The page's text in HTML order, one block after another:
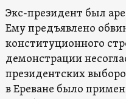
Экс-президент был
Ему предъявлено
конституционного
демонстрации
президентских
в Ереване было